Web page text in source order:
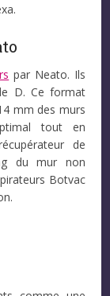
par Neato. Ils
D. Ce format
mm des murs
tout en
de
du mur non
Botvac